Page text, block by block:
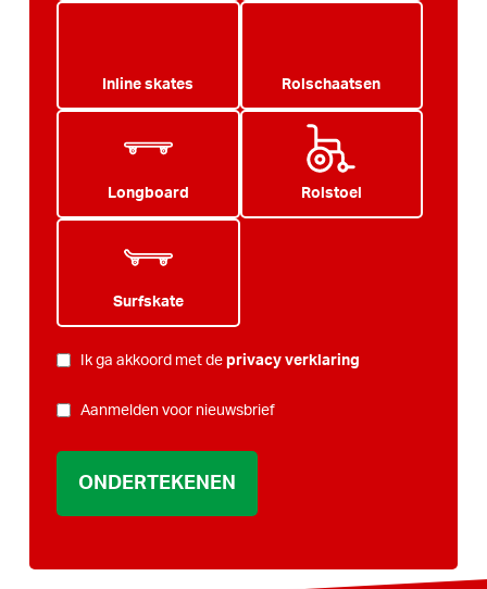
Inline skates Rolschaatsen
Longboard Rolstoel
Surfskate
PRIVACYIk ga akkoord met de privacy verklaring
NIEUWSBRIEF
Aanmelden voor nieuwsbrief